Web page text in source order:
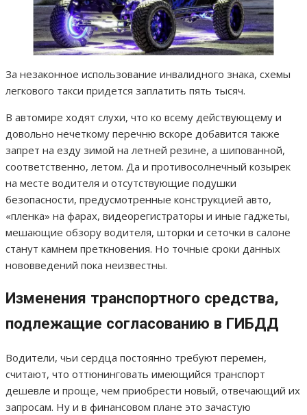
За незаконное использование инвалидного знака, схемы
легкового такси придется заплатить пять тысяч.
В автомире ходят слухи, что ко всему действующему и
довольно нечеткому перечню вскоре добавится также
запрет на езду зимой на летней резине, а шипованной,
соответственно, летом. Да и противосолнечный козырек
на месте водителя и отсутствующие подушки
безопасности, предусмотренные конструкцией авто,
«пленка» на фарах, видеорегистраторы и иные гаджеты,
мешающие обзору водителя, шторки и сеточки в салоне
станут камнем преткновения. Но точные сроки данных
нововведений пока неизвестны.
Изменения транспортного средства,
подлежащие согласованию в ГИБДД
Водители, чьи сердца постоянно требуют перемен,
считают, что оттюнинговать имеющийся транспорт
дешевле и проще, чем приобрести новый, отвечающий их
запросам. Ну и в финансовом плане это зачастую